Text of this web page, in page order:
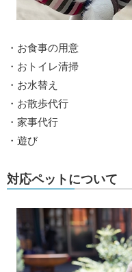
・お食事の用意
・おトイレ清掃
・お水替え
・お散歩代行
・家事代行
・遊び
対応ペットについて